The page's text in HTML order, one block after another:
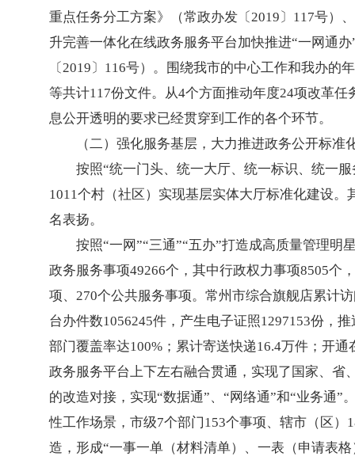
重点任务分工方案》（常政办发〔2019〕117号）
升完善一体化在线政务服务平台加快推进“一网通
〔2019〕116号）。围绕我市的中心工作和我办
等共计117份文件。从4个方面推动年度24项改革
息公开透明的要求已经贯穿到工作的各个环节。
（二）强化服务基层，大力推进政务公开标准
按照“统一门头、统一大厅、统一标识、统一
1011个村（社区）实现基层实体大厅标准化建设
名表扬。
按照“一网”“三通”“五办”打造成高质量管理
政务服务事项49266个，其中行政权力事项8505个
项、270个公共服务事项。常州市综合旗舰店累计
台办件数1056245件，产生电子证照1297153份，
部门覆盖率达100%；累计寄送快递16.4万件；开
政务服务平台上下左右融合贯通，实现了国家、省
的改造对接，实现“数据通”、“网络通”和“业务通
性工作场景，市级7个部门153个事项、辖市（区
造，形成“一事一单（材料清单）、一表（申请表